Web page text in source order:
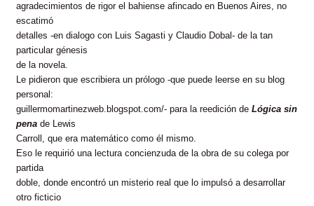
agradecimientos de rigor el bahiense afincado en Buenos Aires, no
escatimó
detalles -en dialogo con Luis Sagasti y Claudio Dobal- de la tan
particular génesis
de la novela.
Le pidieron que escribiera un prólogo -que puede leerse en su blog
personal:
guillermomartinezweb.blogspot.com/- para la reedición de Lógica sin
pena de Lewis
Carroll, que era matemático como él mismo.
Eso le requirió una lectura concienzuda de la obra de su colega por
partida
doble, donde encontró un misterio real que lo impulsó a desarrollar
otro ficticio